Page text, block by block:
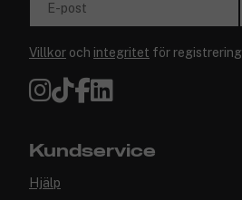
E-post
Villkor och integritet för registrering
Kundservice
Hjälp